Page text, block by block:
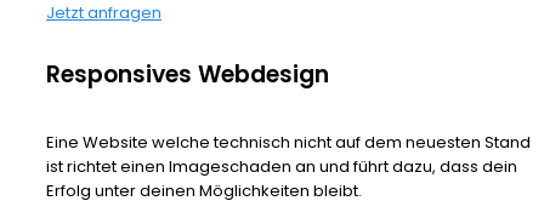
Jetzt anfragen
Responsives Webdesign
Eine Website welche technisch nicht auf dem neuesten Stand
ist richtet einen Imageschaden an und führt dazu, dass dein
Erfolg unter deinen Möglichkeiten bleibt.